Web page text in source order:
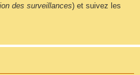
des surveillances) et suivez les